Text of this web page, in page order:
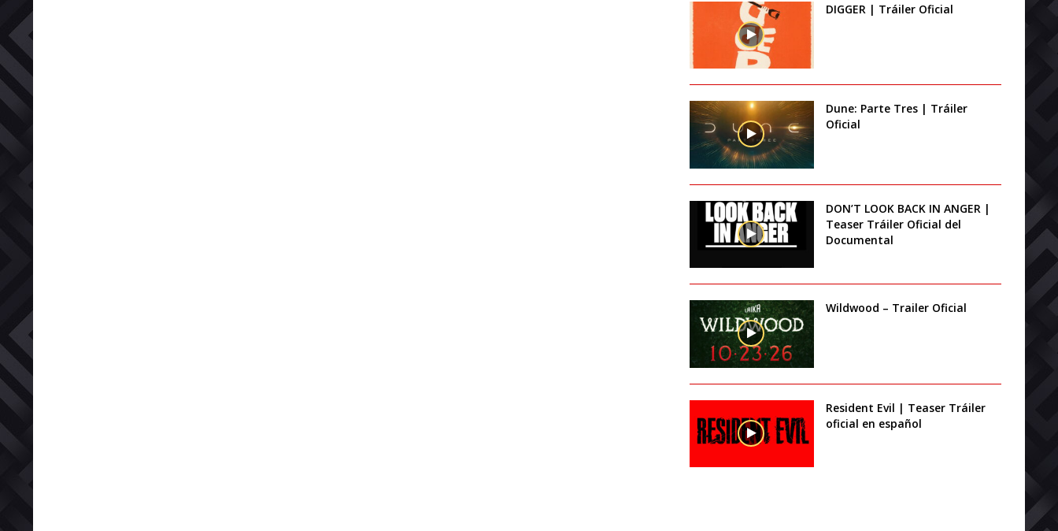
DIGGER | Tráiler Oficial
Dune: Parte Tres | Tráiler
Oficial
DON’T LOOK BACK IN ANGER |
Teaser Tráiler Oficial del
Documental
Wildwood – Trailer Oficial
Resident Evil | Teaser Tráiler
oficial en español